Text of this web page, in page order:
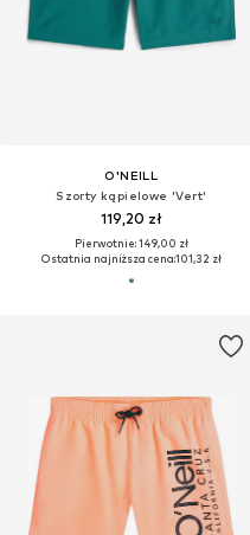
O'NEILL
Szorty kąpielowe 'Vert'
119,20 zł
Pierwotnie: 149,00 zł
Ostatnia najniższa cena:101,32 zł